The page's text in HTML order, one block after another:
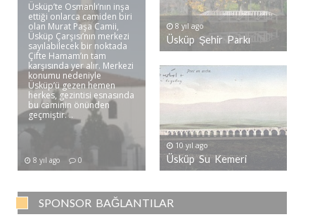
Üsküp’te Osmanlı’nın inşa
ettiği onlarca camiden biri
olan Murat Paşa Camii,
Üsküp Çarşısı’nın merkezi
sayılabilecek bir noktada
Çifte Hamam’ın tam
karşısında yer alır. Merkezi
konumu nedeniyle
Üsküp’ü gezen hemen
herkes, gezintisi esnasında
bu caminin önünden
geçmiştir. ..
8 yıl ago 0
8 yıl ago
Üsküp Şehir Parkı
10 yıl ago
Üsküp Su Kemeri
SPONSOR BAĞLANTILAR